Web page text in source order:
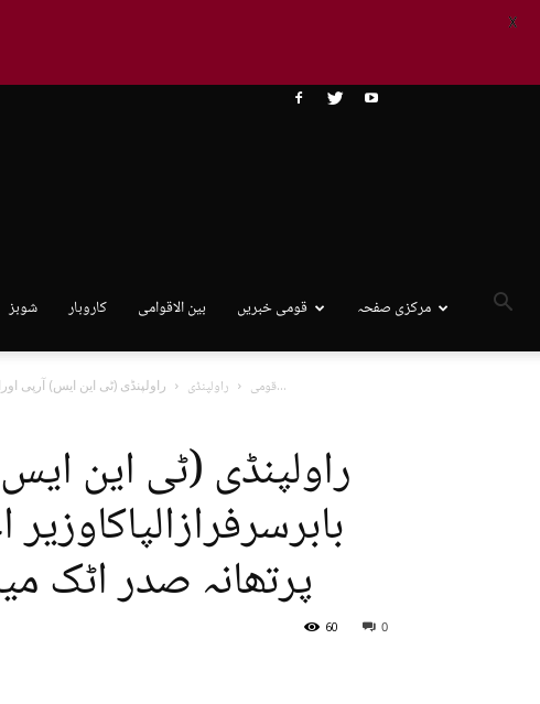
شوبز کاروبار بین الاقوامی قومی خبریں مرکزی صفحہ
قومی راولپنڈی
راولپنڈی (ٹی این ایس) آرپی اوراولپنڈی ریجن بابرسرفرازالپاکاوزیر اعلی پنجاب کے احکامات...
راولپنڈی (ٹی این
پرتھانہ صدر اٹک
0
60
X